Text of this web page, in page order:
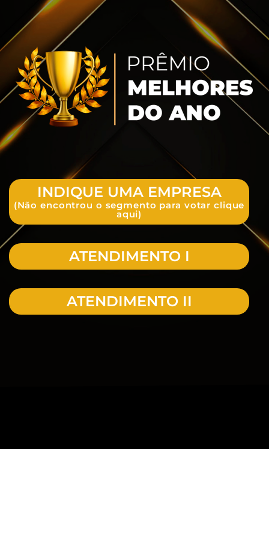
INDIQUE UMA EMPRESA
(Não encontrou o segmento para votar clique
aqui)
ATENDIMENTO I
ATENDIMENTO II